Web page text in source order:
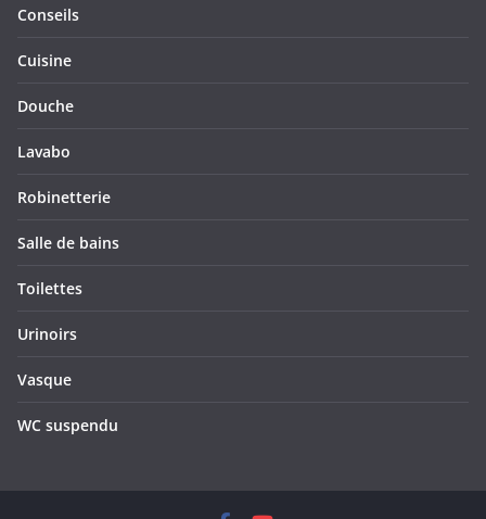
Conseils
Cuisine
Douche
Lavabo
Robinetterie
Salle de bains
Toilettes
Urinoirs
Vasque
WC suspendu